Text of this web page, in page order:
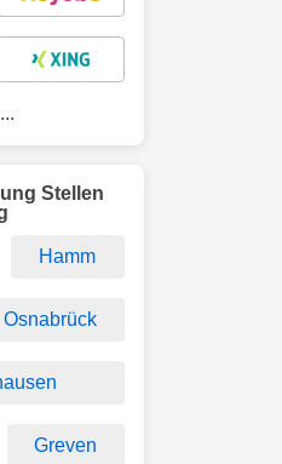
Stellen
Hamm
Osnabrück
Greven